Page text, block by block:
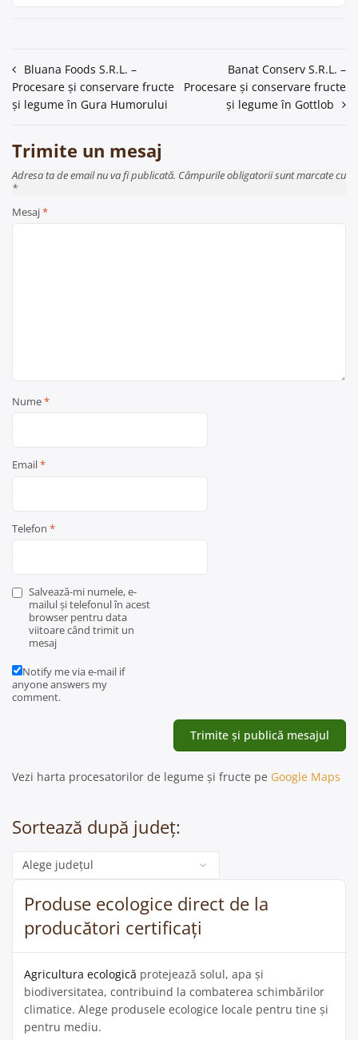
Navigare
în
Bluana Foods S.R.L. –
Procesare și conservare fructe
și legume în Gura Humorului
Banat Conserv S.R.L. –
Procesare și conservare fructe
și legume în Gottlob
Trimite un mesaj
Adresa ta de email nu va fi publicată. Câmpurile obligatorii sunt marcate cu
*
Mesaj*
Nume*
Email*
Telefon *
Salvează-mi numele, e-
mailul și telefonul în acest
browser pentru data
viitoare când trimit un
mesaj
Notify me via e-mail if
anyone answers my
comment.
Vezi harta procesatorilor de legume și fructe pe Google Maps
Sortează după județ:
Categorie
Produse ecologice direct de la
producători certificați
Agricultura ecologică protejează solul, apa și
biodiversitatea, contribuind la combaterea schimbărilor
climatice. Alege produsele ecologice locale pentru tine și
pentru mediu.